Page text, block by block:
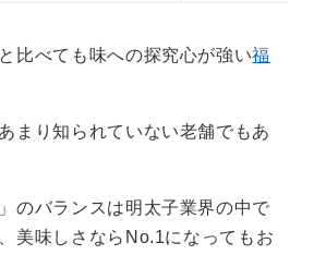
比べても味への探究心が強い福
まり知られていない老舗でもあ
のバランスは明太子業界の中で
美味しさならNo.1になってもお